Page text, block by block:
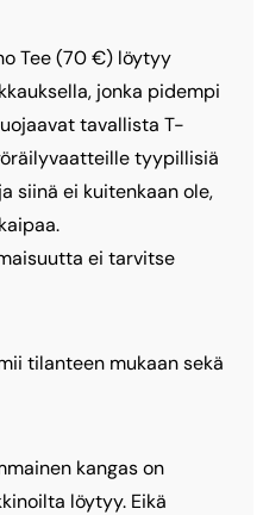
Tee (70 €) löytyy
jonka pidempi
tavallista T-
tyypillisiä
siinä ei kuitenkaan ole,
ei tarvitse
tilanteen mukaan sekä
kangas on
löytyy. Eikä